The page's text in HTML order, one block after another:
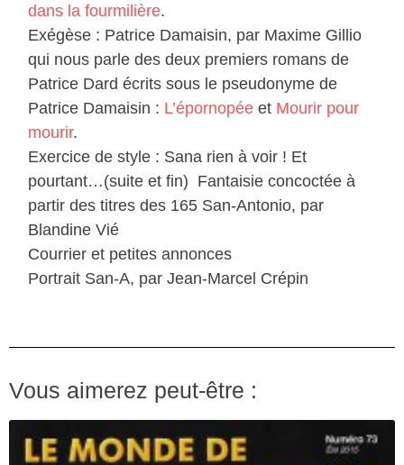
dans la fourmilière.
Exégèse : Patrice Damaisin, par Maxime Gillio
qui nous parle des deux premiers romans de
Patrice Dard écrits sous le pseudonyme de
Patrice Damaisin : L’épornopée et Mourir pour
mourir.
Exercice de style : Sana rien à voir ! Et
pourtant…(suite et fin) Fantaisie concoctée à
partir des titres des 165 San-Antonio, par
Blandine Vié
Courrier et petites annonces
Portrait San-A, par Jean-Marcel Crépin
Vous aimerez peut-être :